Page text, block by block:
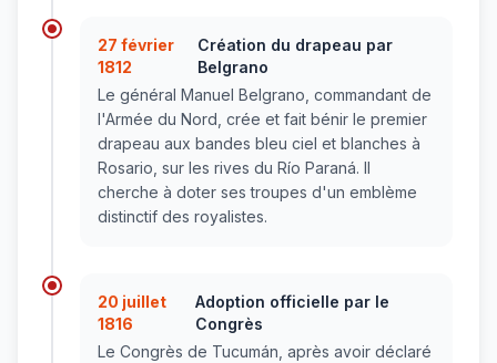
27 février
1812
Création du drapeau par
Belgrano
Le général Manuel Belgrano, commandant de
l'Armée du Nord, crée et fait bénir le premier
drapeau aux bandes bleu ciel et blanches à
Rosario, sur les rives du Río Paraná. Il
cherche à doter ses troupes d'un emblème
distinctif des royalistes.
20 juillet
1816
Adoption officielle par le
Congrès
Le Congrès de Tucumán, après avoir déclaré